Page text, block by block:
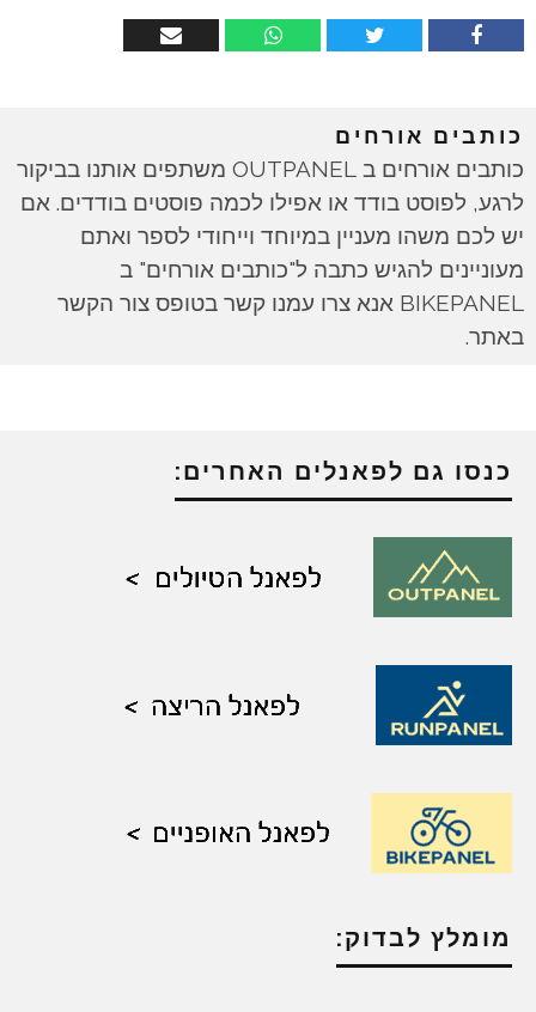
כותבים אורחים
כותבים אורחים ב OUTPANEL משתפים אותנו בביקור
לרגע, לפוסט בודד או אפילו לכמה פוסטים בודדים. אם
יש לכם משהו מעניין במיוחד וייחודי לספר ואתם
מעוניינים להגיש כתבה ל"כותבים אורחים" ב
BIKEPANEL אנא צרו עמנו קשר בטופס צור הקשר
באתר.
כנסו גם לפאנלים האחרים:
מומלץ לבדוק: